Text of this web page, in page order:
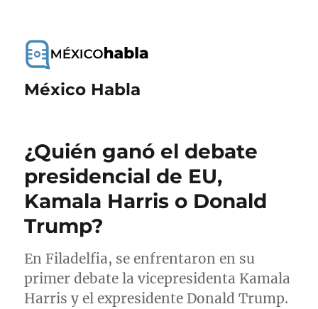
México Habla
¿Quién ganó el debate
presidencial de EU,
Kamala Harris o Donald
Trump?
En Filadelfia, se enfrentaron en su
primer debate la vicepresidenta Kamala
Harris y el expresidente Donald Trump.